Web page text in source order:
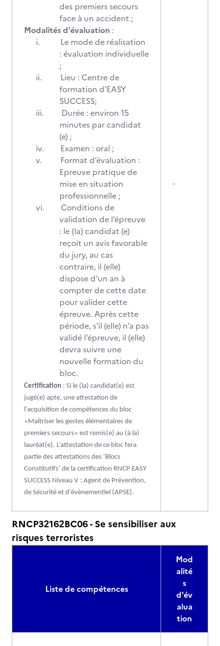
des premiers secours
face à un accident ;
Modalités d'évaluation :
i.
Le mode de réalisation
: évaluation individuelle
;
ii.
Lieu : Centre de
formation d’EASY
SUCCESS;
iii.
Durée : environ 15
minutes par candidat
(e) ;
iv.
Examen : oral ;
v.
Format d’évaluation :
Epreuve pratique de
mise en situation
professionnelle ;
vi.
Conditions de
validation de l’épreuve
: le (la) candidat (e)
reçoit un avis favorable
du jury, au cas
contraire, il (elle)
dispose d'un an à
compter de cette date
pour valider cette
épreuve. Après cette
période, s’il (elle) n’a pas
validé l’épreuve, il (elle)
devra suivre une
nouvelle formation du
bloc.
Certification : Si le (la) candidat(e) est
jugé(e) apte, une attestation de
l’acquisition de compétences du bloc
«Maîtriser les gestes élémentaires de
premiers secours» est remis(e) au (à la)
lauréat(e). L’attestation de ce bloc fera
partie des attestations des ‘Blocs
Constitutifs’ de la certification RNCP EASY
SUCCESS Niveau V : Agent de Prévention,
de Sécurité et d’évènementiel (APSE).
-
RNCP32162BC06 - Se sensibiliser aux
risques terroristes
Liste de compétences
Mod
alité
s
d'év
alua
tion